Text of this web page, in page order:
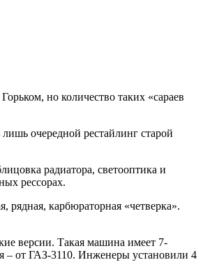
но количество таких «сараев
очередной рестайлинг старой
радиатора, светооптика и
рессорах.
рядная, карбюраторная «четверка».
версии. Такая машина имеет 7-
– от ГАЗ-3110. Инженеры установили 4